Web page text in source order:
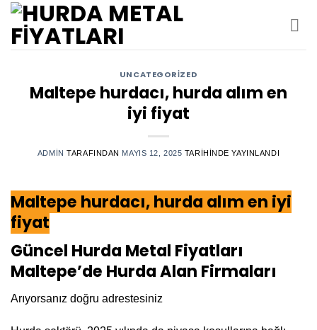
İçeriğe
atla
UNCATEGORIZED
Maltepe hurdacı, hurda alım en
iyi fiyat
ADMIN TARAFINDAN MAYIS 12, 2025 TARIHINDE YAYINLANDI
Maltepe hurdacı, hurda alım en iyi
fiyat
Güncel Hurda Metal Fiyatları
Maltepe’de Hurda Alan Firmaları
Arıyorsanız doğru adrestesiniz